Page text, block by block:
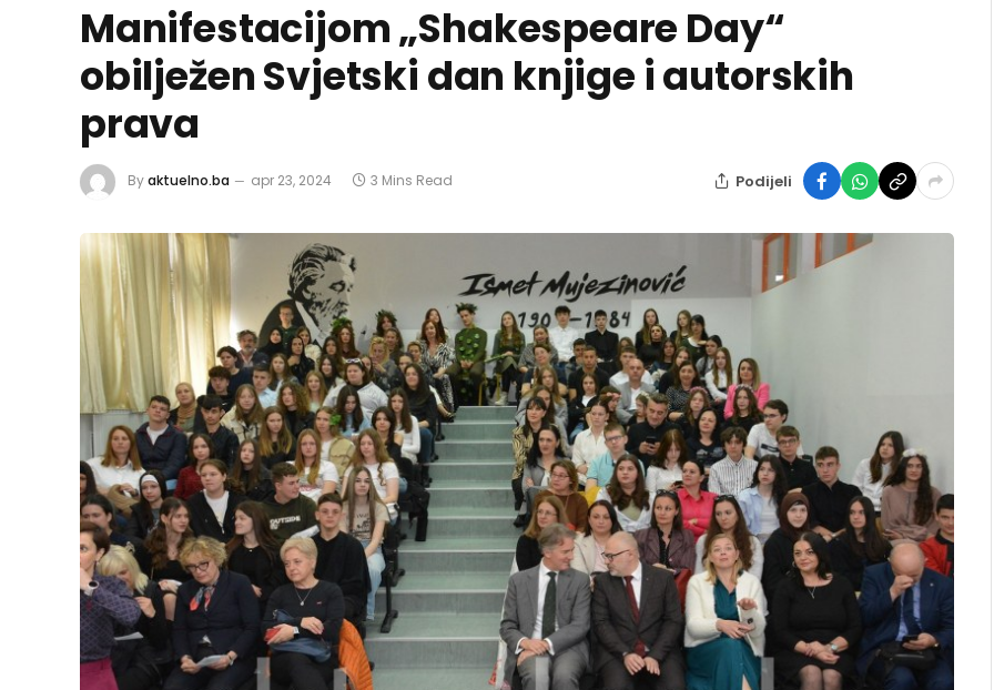
Manifestacijom „Shakespeare Day“
obilježen Svjetski dan knjige i autorskih
prava
Byaktuelno.ba apr 23, 2024 3 Mins Read Podijeli